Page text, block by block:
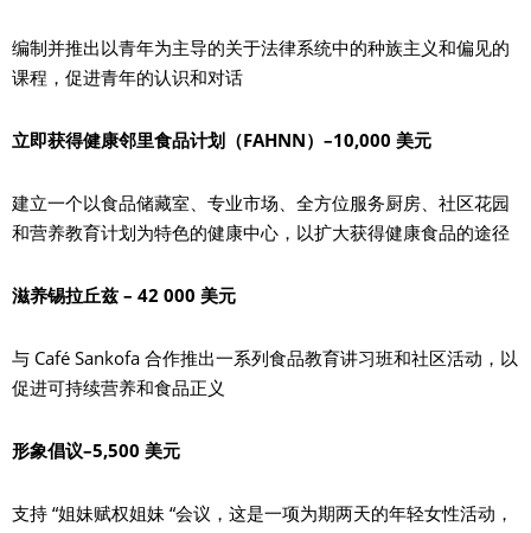
编制并推出以青年为主导的关于法律系统中的种族主义和偏见的
课程，促进青年的认识和对话
立即获得健康邻里食品计划（FAHNN）–10,000 美元
建立一个以食品储藏室、专业市场、全方位服务厨房、社区花园
和营养教育计划为特色的健康中心，以扩大获得健康食品的途径
滋养锡拉丘兹 – 42 000 美元
与 Café Sankofa 合作推出一系列食品教育讲习班和社区活动，以
促进可持续营养和食品正义
形象倡议–5,500 美元
支持 “姐妹赋权姐妹 “会议，这是一项为期两天的年轻女性活动，